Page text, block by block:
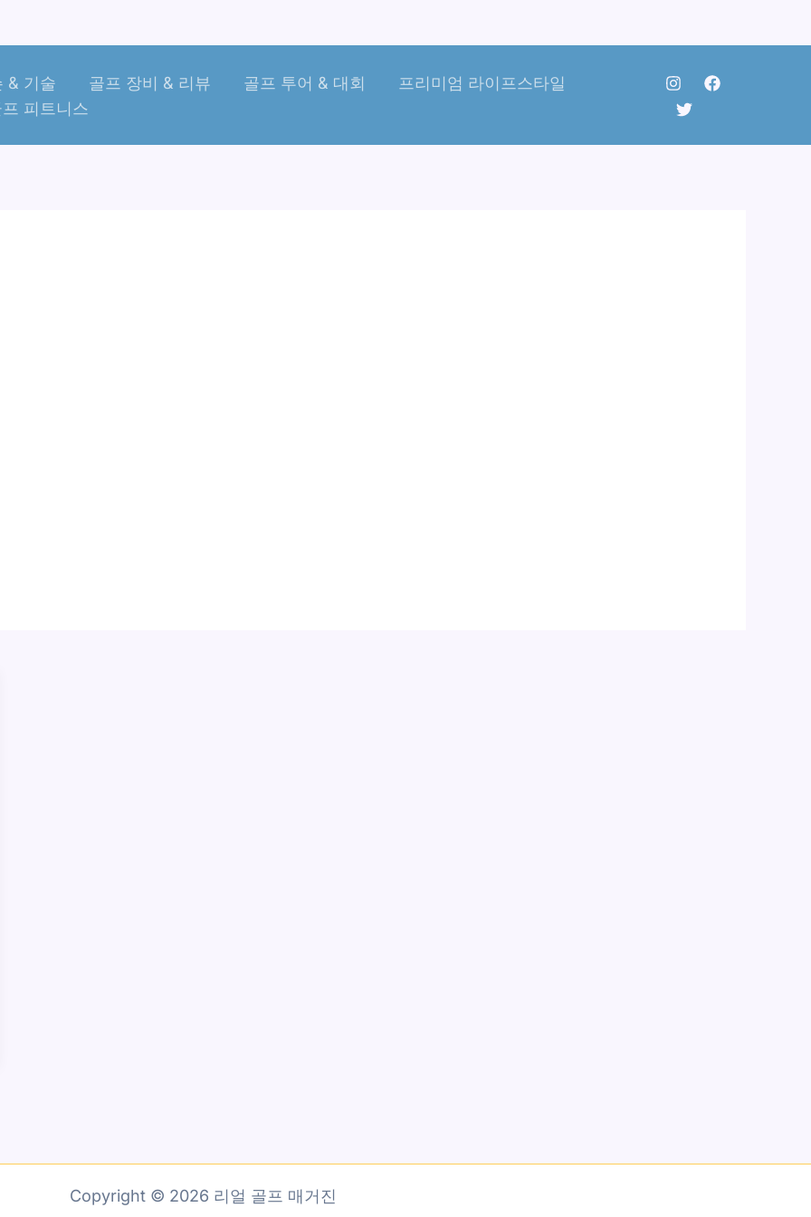
& 기술 골프 장비 & 리뷰 골프 투어 & 대회
프리미엄 라이프스타일
피트니스
Copyright © 2026 리얼 골프 매거진